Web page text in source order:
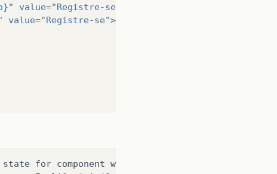
value="Registre-se"
value="Registre-se">
for component with id j_idt3.  Cause: